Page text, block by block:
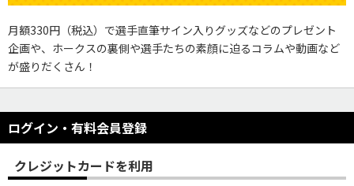
月額330円（税込）で選手直筆サイン入りグッズなどのプレゼント
企画や、ホークスの裏側や選手たちの素顔に迫るコラムや動画など
が盛りだくさん！
ログイン・有料会員登録
クレジットカードを利用